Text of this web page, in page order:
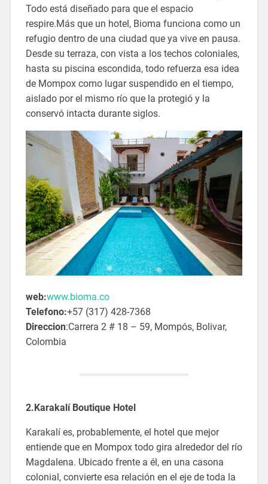
Todo está diseñado para que el espacio
respire.Más que un hotel, Bioma funciona como un
refugio dentro de una ciudad que ya vive en pausa.
Desde su terraza, con vista a los techos coloniales,
hasta su piscina escondida, todo refuerza esa idea
de Mompox como lugar suspendido en el tiempo,
aislado por el mismo río que la protegió y la
conservó intacta durante siglos.
web:www.bioma.co
Telefono:+57 (317) 428-7368
Direccion:Carrera 2 # 18 – 59, Mompós, Bolivar,
Colombia
2.Karakalí Boutique Hotel
Karakalí es, probablemente, el hotel que mejor
entiende que en Mompox todo gira alrededor del río
Magdalena. Ubicado frente a él, en una casona
colonial, convierte esa relación en el eje de toda la